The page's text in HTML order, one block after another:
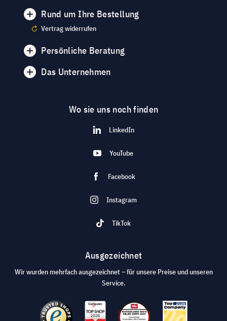
Rund um Ihre Bestellung
Vertrag widerrufen
Persönliche Beratung
Das Unternehmen
Wo sie uns noch finden
LinkedIn
YouTube
Facebook
Instagram
TikTok
Ausgezeichnet
Wir wurden mehrfach ausgezeichnet – für unsere Preise und unseren
Service.